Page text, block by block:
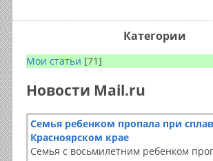
Категории
Мои статьи [71]
Новости Mail.ru
Семья ребенком пропала при
Красноярском крае
Семья с восьмилетним ребенком